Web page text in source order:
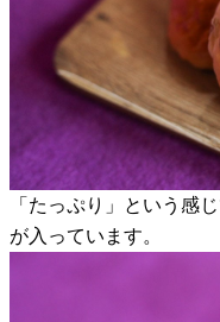
「たっぷり」という感
が入っています。